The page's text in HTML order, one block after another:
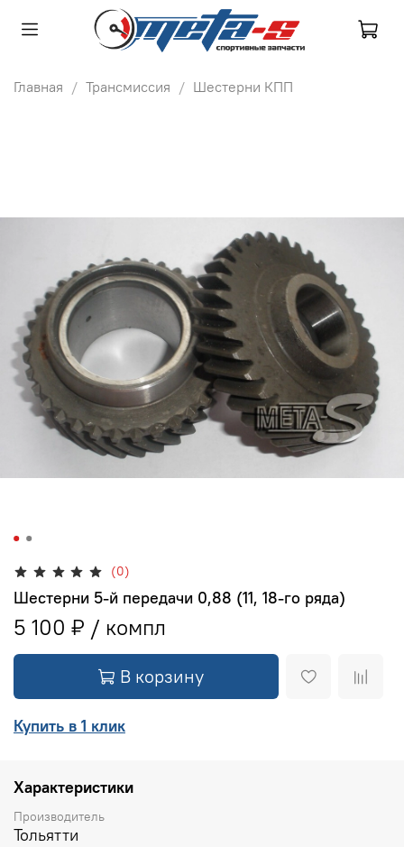
Главная Трансмиссия Шестерни КПП
(0)
Шестерни 5-й передачи 0,88 (11, 18-го ряда)
5 100 ₽
В корзину
Купить в 1 клик
Характеристики
Производитель
Тольятти